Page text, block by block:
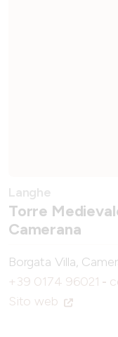
Langhe
Torre
Camerana
Borgata Villa,
+39 0174 96021 -
Sito web